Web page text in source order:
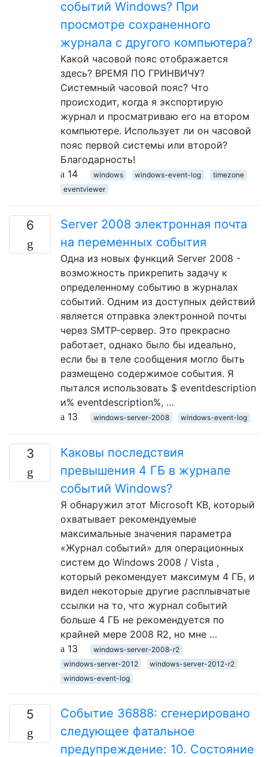
событий Windows? При
просмотре сохраненного
журнала с другого компьютера?
Какой часовой пояс отображается
здесь? ВРЕМЯ ПО ГРИНВИЧУ?
Системный часовой пояс? Что
происходит, когда я экспортирую
журнал и просматриваю его на втором
компьютере. Использует ли он часовой
пояс первой системы или второй?
Благодарность!
14
windows windows-event-log
timezone
eventviewer
6
Server 2008 электронная почта
на переменных события
Одна из новых функций Server 2008 -
возможность прикрепить задачу к
определенному событию в журналах
событий. Одним из доступных действий
является отправка электронной почты
через SMTP-сервер. Это прекрасно
работает, однако было бы идеально,
если бы в теле сообщения могло быть
размещено содержимое события. Я
пытался использовать $ eventdescription
и% eventdescription%, …
13
windows-server-2008 windows-event-log
3
Каковы последствия
превышения 4 ГБ в журнале
событий Windows?
Я обнаружил этот Microsoft KB, который
охватывает рекомендуемые
максимальные значения параметра
«Журнал событий» для операционных
систем до Windows 2008 / Vista ,
который рекомендует максимум 4 ГБ, и
видел некоторые другие расплывчатые
ссылки на то, что журнал событий
больше 4 ГБ не рекомендуется по
крайней мере 2008 R2, но мне …
13
windows-server-2008-r2
windows-server-2012
windows-server-2012-r2
windows-event-log
5
Событие 36888: сгенерировано
следующее фатальное
предупреждение: 10. Состояние